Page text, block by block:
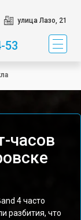
улица Лазо, 21
53
часов
4 часто
разбития, что